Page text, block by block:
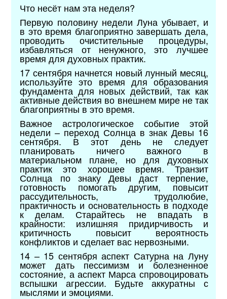
Что несёт нам эта неделя?
Первую половину недели Луна убывает, и
в это время благоприятно завершать дела,
проводить очистительные процедуры,
избавляться от ненужного, это лучшее
время для духовных практик.
17 сентября начнется новый лунный месяц,
используйте это время для образования
фундамента для новых действий, так как
активные действия во внешнем мире не так
благоприятны в это время.
Важное астрологическое событие этой
недели – переход Солнца в знак Девы 16
сентября. В этот день не следует
планировать ничего важного в
материальном плане, но для духовных
практик это хорошее время. Транзит
Солнца по знаку Девы даст терпение,
готовность помогать другим, повысит
рассудительность, трудолюбие,
практичность и основательность в подходе
к делам. Старайтесь не впадать в
крайности: излишняя придирчивость и
критичность повысит вероятность
конфликтов и сделает вас нервозными.
14 – 15 сентября аспект Сатурна на Луну
может дать пессимизм и болезненное
состояние, а аспект Марса спровоцировать
вспышки агрессии. Будьте аккуратны с
мыслями и эмоциями.